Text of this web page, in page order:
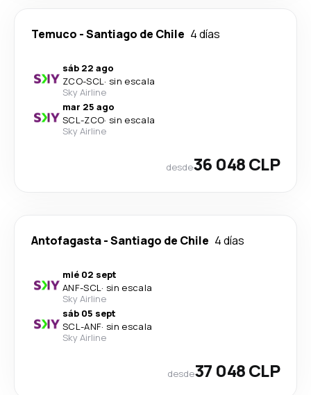
Temuco -Santiago de Chile 4 días
sáb 22 ago
ZCO-SCL· sin escala
Sky Airline
mar 25 ago
SCL-ZCO· sin escala
Sky Airline
desde36 048 CLP
Antofagasta-Santiago de Chile 4 días
mié 02 sept
ANF-SCL· sin escala
Sky Airline
sáb 05 sept
SCL-ANF· sin escala
Sky Airline
desde37 048 CLP